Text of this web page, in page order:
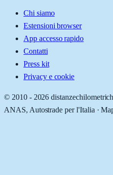
Chi siamo
Estensioni browser
App accesso rapido
Contatti
Press kit
Privacy e cookie
© 2010 - 2026
ANAS, Autostrade per l'Italia ·